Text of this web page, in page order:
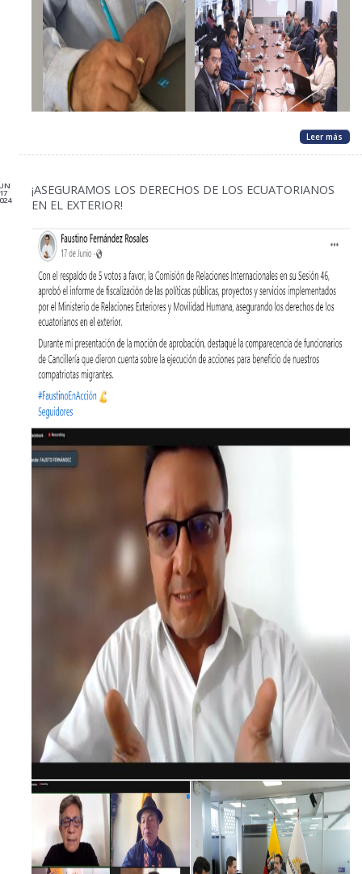
Leer más
17
¡ASEGURAMOS LOS DERECHOS DE LOS ECUATORIANOS
EN EL EXTERIOR!